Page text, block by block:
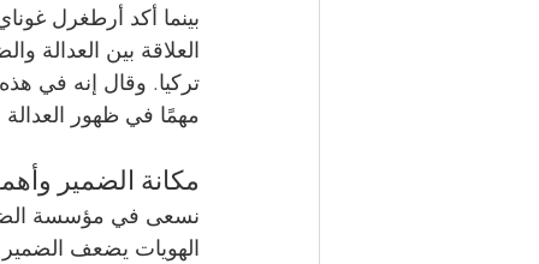
بينما أكد أرطغرل
العلاقة بين العدالة
تركيا. وقال إنه في
مهمًا في ظهور العدالة
مكانة الضمير
نسعى في مؤسسة
الهويات يضعف الضمير